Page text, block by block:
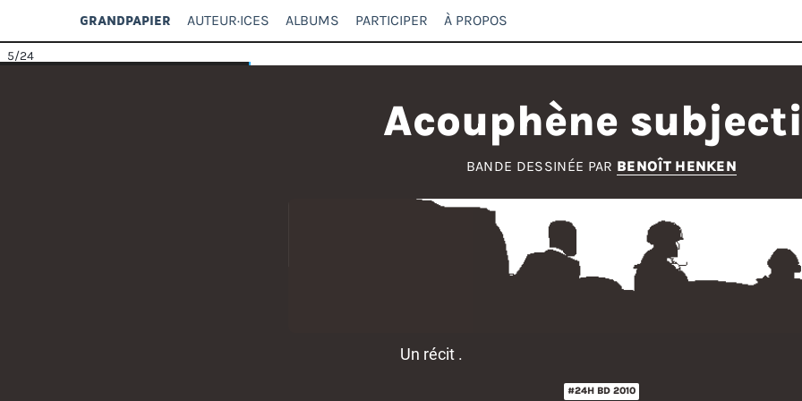
GRANDPAPIER AUTEUR·ICES ALBUMS PARTICIPER À PROPOS
5/24
Acouphène
BANDE DESSINÉE PAR BENOÎT HENKEN
Un récit .
#24H BD 2010